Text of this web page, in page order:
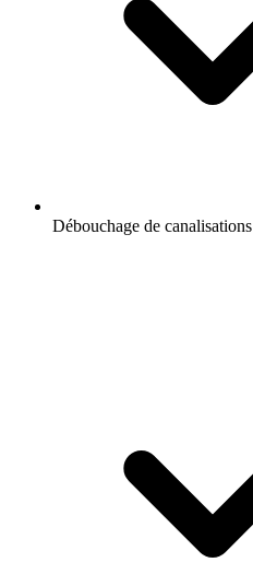
Débouchage de canalisations